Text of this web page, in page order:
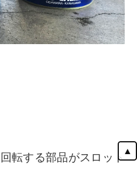
転する部品がスロット▲